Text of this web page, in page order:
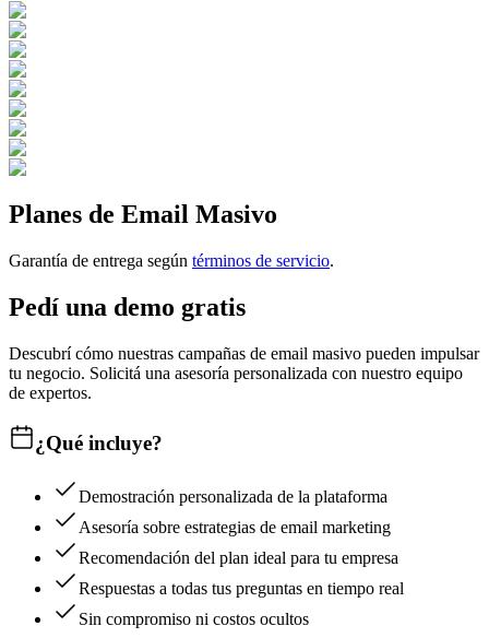
Planes de Email Masivo
Garantía de entrega según términos de servicio.
Pedí una demo gratis
Descubrí cómo nuestras campañas de email masivo pueden impulsar
tu negocio. Solicitá una asesoría personalizada con nuestro equipo
de expertos.
¿Qué incluye?
Demostración personalizada de la plataforma
Asesoría sobre estrategias de email marketing
Recomendación del plan ideal para tu empresa
Respuestas a todas tus preguntas en tiempo real
Sin compromiso ni costos ocultos